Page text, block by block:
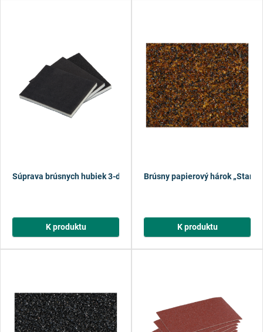
Súprava brúsnych hubiek 3-diel.
K produktu
Brúsny papierový hárok
K produktu